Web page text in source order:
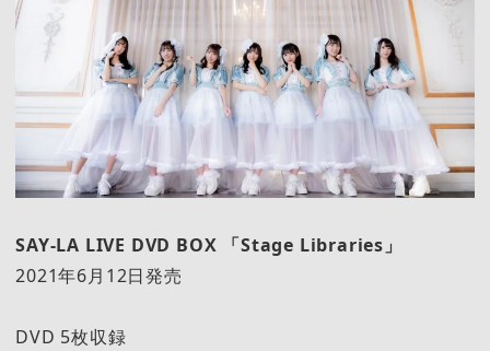
SAY-LA LIVE DVD BOX 「Stage Libraries」
2021年6月12日発売
DVD 5枚収録